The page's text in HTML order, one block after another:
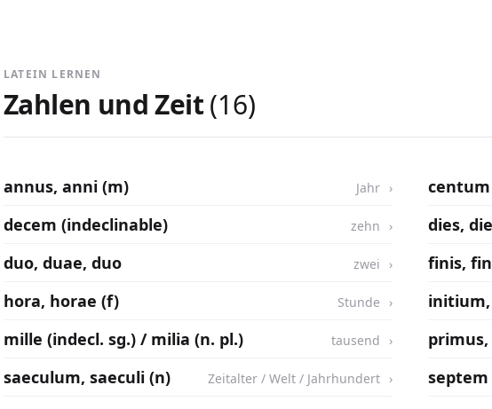
LATEIN LERNEN
Zahlen und Zeit(16)
annus, anni (m) Jahr
decem (indeclinable) zehn dies,
duo, duae, duo zwei finis,
hora, horae (f) Stunde
mille (indecl. sg.) / milia (n. pl.) tausend primus,
saeculum, saeculi (n) Zeitalter / Welt / Jahrhundert